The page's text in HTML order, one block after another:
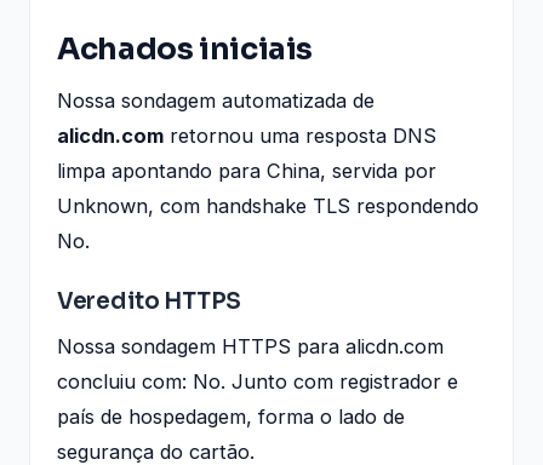
Achados iniciais
Nossa sondagem automatizada de
alicdn.com retornou uma resposta DNS
limpa apontando para China, servida por
Unknown, com handshake TLS respondendo
No.
Veredito HTTPS
Nossa sondagem HTTPS para alicdn.com
concluiu com: No. Junto com registrador e
país de hospedagem, forma o lado de
segurança do cartão.